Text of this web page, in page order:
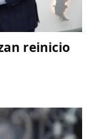
reinicio